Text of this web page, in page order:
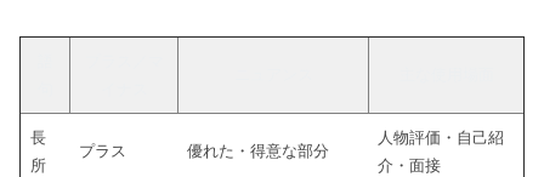
長
所
プラス 優れた・得意な部分
人物評価・自己紹
介・面接